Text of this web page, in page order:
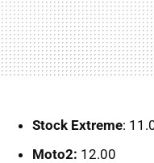
Stock Extreme:
Moto2: 12.00